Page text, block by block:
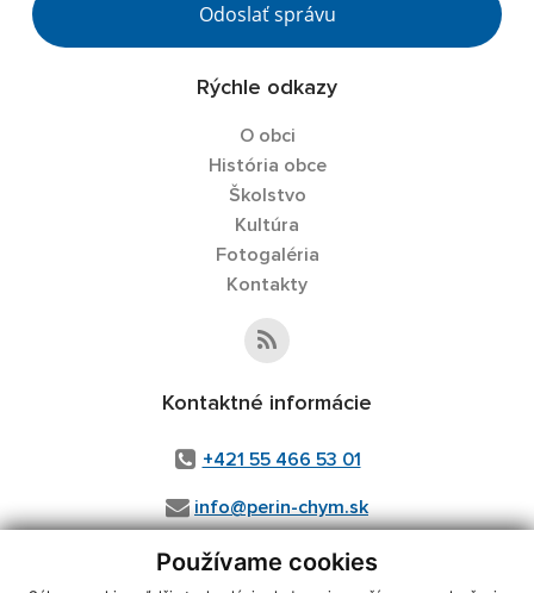
Používame cookies
Odoslať správu
Rýchle odkazy
O obci
História obce
Školstvo
Kultúra
Fotogaléria
Kontakty
Kontaktné informácie
+421 55 466 53 01
info@perin-chym.sk